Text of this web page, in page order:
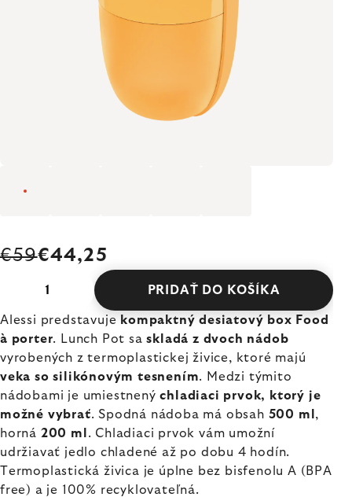
€59€44,25
PRIDAŤ DO KOŠÍKA
Alessi predstavuje kompaktný desiatový box Food
à porter. Lunch Pot saskladá z dvoch nádob
vyrobených z termoplastickej živice, ktoré majú
veka so silikónovým tesnením. Medzi týmito
nádobami je umiestnenýchladiaci prvok, ktorý je
možné vybrať. Spodná nádoba má obsah 500 ml ,
horná 200 ml . Chladiaci prvok vám umožní
udržiavať jedlo chladené až po dobu 4 hodín.
Termoplastická živica je úplne bez bisfenolu A (BPA
free) a je 100% recyklovateľná.